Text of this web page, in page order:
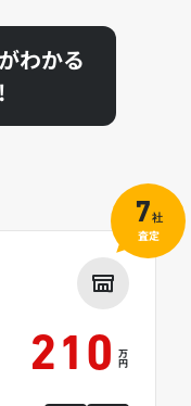
わかる
210 万
円
7社
査定